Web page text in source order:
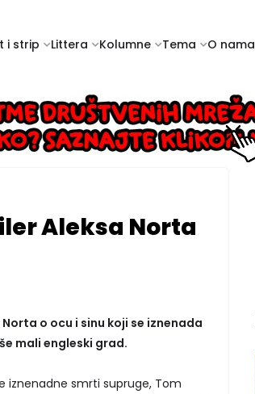
i strip Littera Kolumne Tema O nama
Aleksa Norta
o ocu i sinu koji se iznenada
mali engleski grad.
iznenadne smrti supruge, Tom